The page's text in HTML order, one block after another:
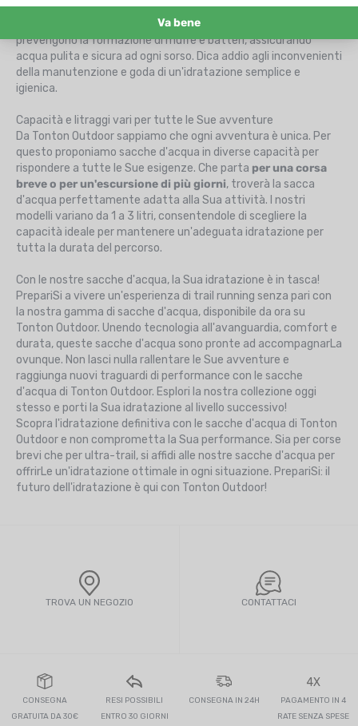
riempimento e una pulizia rapidi, mentrei sistemi di chiusura
ermetici garantiscono tenuta totale
prevengono la formazione di muffe e batteri, assicurando
acqua pulita e sicura ad ogni sorso. Dica addio agli inconvenienti
della manutenzione e goda di un'idratazione semplice e
igienica.
Capacità e litraggi vari per tutte le Sue avventure
Da Tonton Outdoor sappiamo che ogni avventura è unica. Per
questo proponiamo sacche d'acqua in diverse capacità per
rispondere a tutte le Sue esigenze. Che parta per una corsa
breve o per un'escursione di più giorni, troverà la sacca
d'acqua perfettamente adatta alla Sua attività. I nostri
modelli variano da 1 a 3 litri, consentendole di scegliere la
capacità ideale per mantenere un'adeguata idratazione per
tutta la durata del percorso.
Con le nostre sacche d'acqua, la Sua idratazione è in tasca!
PrepariSi a vivere un'esperienza di trail running senza pari con
la nostra gamma di sacche d'acqua, disponibile da ora su
Tonton Outdoor. Unendo tecnologia all'avanguardia, comfort e
durata, queste sacche d'acqua sono pronte ad accompagnarLa
ovunque. Non lasci nulla rallentare le Sue avventure e
raggiunga nuovi traguardi di performance con le sacche
d'acqua di Tonton Outdoor. Esplori la nostra collezione oggi
stesso e porti la Sua idratazione al livello successivo!
Scopra l'idratazione definitiva con le sacche d'acqua di Tonton
Outdoor e non comprometta la Sua performance. Sia per corse
brevi che per ultra-trail, si affidi alle nostre sacche d'acqua per
offrirLe un'idratazione ottimale in ogni situazione. PrepariSi: il
futuro dell'idratazione è qui con Tonton Outdoor!
TROVA UN NEGOZIO CONTATTACI
CONSEGNA
GRATUITA DA 30€
RESI POSSIBILI
ENTRO 30 GIORNI
CONSEGNA IN 24H
4X
PAGAMENTO IN 4
RATE SENZA SPESE